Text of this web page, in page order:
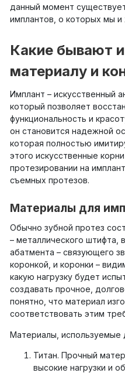
данный момент
имплантов, о которых мы и
Какие бывают
материалу и
Имплант – искусственный
который позволяет
функциональность и
он становится надежной
которая полностью
этого искусственные
протезировании на
съемных протезов.
Материалы для
Обычно зубной протез
– металлического штифта,
абатмента – связующего
коронкой, и коронки –
какую нагрузку будет
создавать прочное,
понятно, что материал
соответствовать этим
Материалы, используемые
Титан. Прочный
высокие нагрузки и